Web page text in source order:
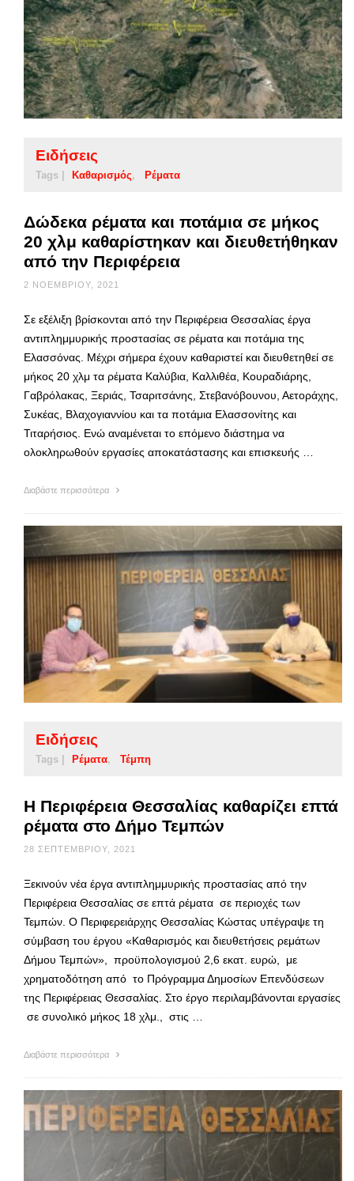
Ειδήσεις
Tags | Καθαρισμός Ρέματα
Δώδεκα ρέματα και ποτάμια σε μήκος
20 χλμ καθαρίστηκαν και διευθετήθηκαν
από την Περιφέρεια
2 ΝΟΕΜΒΡΊΟΥ, 2021
Σε εξέλιξη βρίσκονται από την Περιφέρεια Θεσσαλίας έργα
αντιπλημμυρικής προστασίας σε ρέματα και ποτάμια της
Ελασσόνας. Μέχρι σήμερα έχουν καθαριστεί και διευθετηθεί σε
μήκος 20 χλμ τα ρέματα Καλύβια, Καλλιθέα, Κουραδιάρης,
Γαβρόλακας, Ξεριάς, Τσαριτσάνης, Στεβανόβουνου, Αετοράχης,
Συκέας, Βλαχογιαννίου και τα ποτάμια Ελασσονίτης και
Τιταρήσιος. Ενώ αναμένεται το επόμενο διάστημα να
ολοκληρωθούν εργασίες αποκατάστασης και επισκευής …
Διαβάστε περισσότερα
Ειδήσεις
Tags | Ρέματα Τέμπη
Η Περιφέρεια Θεσσαλίας καθαρίζει επτά
ρέματα στο Δήμο Τεμπών
28 ΣΕΠΤΕΜΒΡΊΟΥ, 2021
Ξεκινούν νέα έργα αντιπλημμυρικής προστασίας από την
Περιφέρεια Θεσσαλίας σε επτά ρέματα σε περιοχές των
Τεμπών. Ο Περιφερειάρχης Θεσσαλίας Κώστας υπέγραψε τη
σύμβαση του έργου «Καθαρισμός και διευθετήσεις ρεμάτων
Δήμου Τεμπών», προϋπολογισμού 2,6 εκατ. ευρώ, με
χρηματοδότηση από το Πρόγραμμα Δημοσίων Επενδύσεων
της Περιφέρειας Θεσσαλίας. Στο έργο περιλαμβάνονται εργασίες
σε συνολικό μήκος 18 χλμ., στις …
Διαβάστε περισσότερα